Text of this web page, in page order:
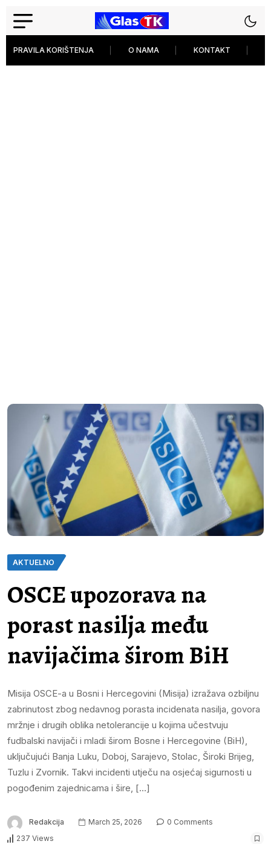
PRAVILA KORIŠTENJA O NAMA KONTAKT
AKTUELNO
OSCE upozorava na
porast nasilja među
navijačima širom BiH
Misija OSCE-a u Bosni i Hercegovini (Misija) izražava ozbiljnu
zabrinutost zbog nedavnog porasta incidenata nasilja, govora
mržnje i drugih oblika netolerancije u kojima učestvuju
fudbalski navijači i mladi širom Bosne i Hercegovine (BiH),
uključujući Banja Luku, Doboj, Sarajevo, Stolac, Široki Brijeg,
Tuzlu i Zvornik. Takvi incidenti utječu na osjećaj sigurnosti u
pogođenim zajednicama i šire, […]
Redakcija March 25, 2026
0 Comments
237 Views